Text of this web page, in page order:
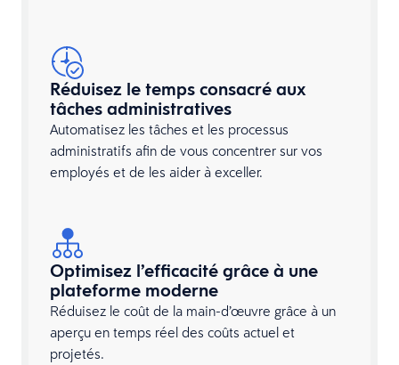
Réduisez le temps consacré aux
tâches administratives
Automatisez les tâches et les processus
administratifs afin de vous concentrer sur vos
employés et de les aider à exceller.
Optimisez l’efficacité grâce à une
plateforme moderne
Réduisez le coût de la main-d’œuvre grâce à un
aperçu en temps réel des coûts actuel et
projetés.